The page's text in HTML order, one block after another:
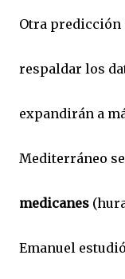
Otra predicción
respaldar los
expandirán a
Mediterráneo
medicanes
Emanuel